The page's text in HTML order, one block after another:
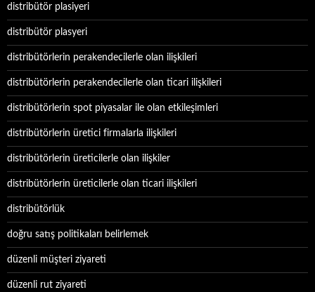
distribütör plasiyeri
distribütör plasyeri
distribütörlerin perakendecilerle olan ilişkileri
distribütörlerin perakendecilerle olan ticari ilişkileri
distribütörlerin spot piyasalar ile olan etkileşimleri
distribütörlerin üretici firmalarla ilişkileri
distribütörlerin üreticilerle olan ilişkiler
distribütörlerin üreticilerle olan ticari ilişkileri
distribütörlük
doğru satış politikaları belirlemek
düzenli müşteri ziyareti
düzenli rut ziyareti